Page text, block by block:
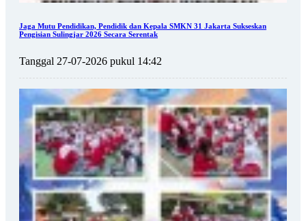
Jaga Mutu Pendidikan, Pendidik dan Kepala SMKN 31 Jakarta Sukseskan
Pengisian Sulingjar 2026 Secara Serentak
Tanggal 27-07-2026 pukul 14:42